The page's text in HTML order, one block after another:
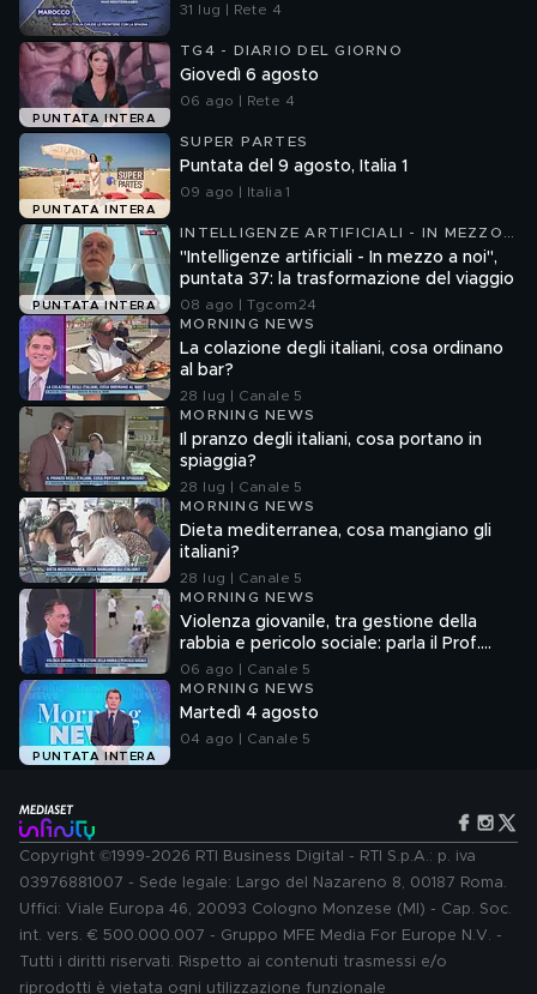
31 lug | Rete 4
PUNTATA INTERA
TG4 - DIARIO DEL GIORNO
Giovedì 6 agosto
06 ago | Rete 4
PUNTATA INTERA
SUPER PARTES
Puntata del 9 agosto, Italia 1
09 ago | Italia 1
PUNTATA INTERA
INTELLIGENZE ARTIFICIALI - IN MEZZO
A NOI
"Intelligenze artificiali - In mezzo a noi",
puntata 37: la trasformazione del viaggio
08 ago | Tgcom24
MORNING NEWS
La colazione degli italiani, cosa ordinano
al bar?
28 lug | Canale 5
MORNING NEWS
Il pranzo degli italiani, cosa portano in
spiaggia?
28 lug | Canale 5
MORNING NEWS
Dieta mediterranea, cosa mangiano gli
italiani?
28 lug | Canale 5
MORNING NEWS
Violenza giovanile, tra gestione della
rabbia e pericolo sociale: parla il Prof.
Pierpaolo Limone
06 ago | Canale 5
PUNTATA INTERA
MORNING NEWS
Martedì 4 agosto
04 ago | Canale 5
Copyright ©1999-2026 RTI Business Digital - RTI S.p.A.: p. iva
03976881007 - Sede legale: Largo del Nazareno 8, 00187 Roma.
Uffici: Viale Europa 46, 20093 Cologno Monzese (MI) - Cap. Soc.
int. vers. € 500.000.007 - Gruppo MFE Media For Europe N.V. -
Tutti i diritti riservati. Rispetto ai contenuti trasmessi e/o
riprodotti è vietata ogni utilizzazione funzionale